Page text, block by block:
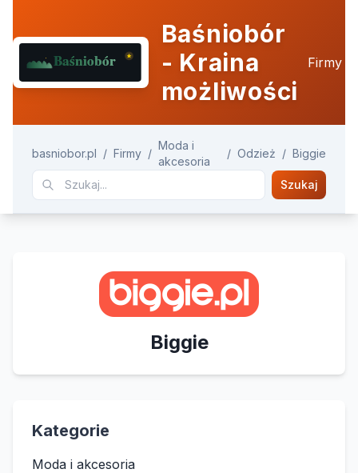
Baśniobór
- Kraina
możliwości
Firmy
basniobor.pl / Firmy /
Moda i
akcesoria
/ Odzież / Biggie
Szukaj
Biggie
Kategorie
Moda i akcesoria